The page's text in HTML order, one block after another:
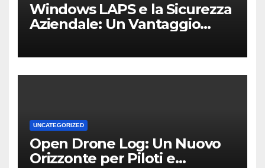
Windows LAPS e la Sicurezza
Aziendale: Un Vantaggio
UNCATEGORIZED
Open Drone Log: Un Nuovo
Orizzonte per Piloti e